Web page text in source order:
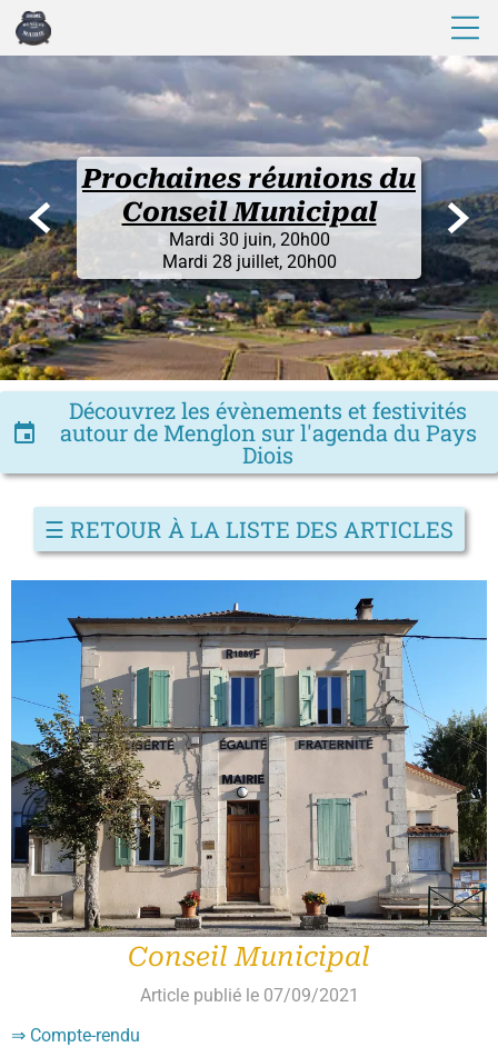
Prochaines réunions du
Conseil Municipal
Mardi 30 juin, 20h00
Mardi 28 juillet, 20h00
La Mairie
du
(et les
En vous
 
insert_invitation
Découvrez les évènements et festivités
autour de Menglon sur l'agenda du Pays
Diois
☰ RETOUR À LA LISTE DES ARTICLES
Conseil Municipal
Article publié le 07/09/2021
⇒ Compte-rendu